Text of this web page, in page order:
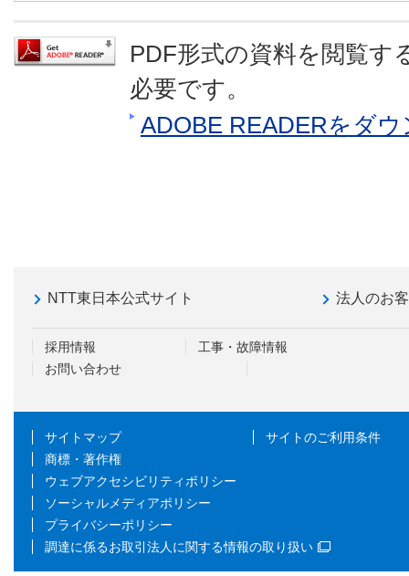
PDF形式の資料を閲覧す
必要です。
ADOBE READERをダ
NTT東日本公式サイト 法人のお
採用情報
工事・故障情報
お問い合わせ
サイトマップ
サイトのご利用条件
商標・著作権
ウェブアクセシビリティポリシー
ソーシャルメディアポリシー
プライバシーポリシー
調達に係るお取引法人に関する情報の取り扱い